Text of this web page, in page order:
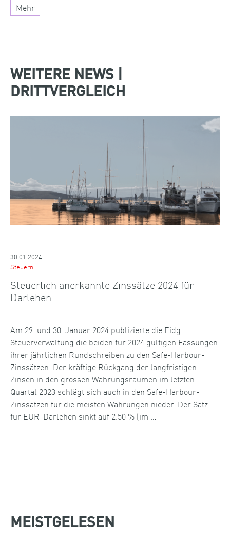
Mehr
WEITERE NEWS |
DRITTVERGLEICH
30.01.2024
Steuern
Steuerlich anerkannte Zinssätze 2024 für
Darlehen
Am 29. und 30. Januar 2024 publizierte die Eidg.
Steuerverwaltung die beiden für 2024 gültigen Fassungen
ihrer jährlichen Rundschreiben zu den Safe-Harbour-
Zinssätzen. Der kräftige Rückgang der langfristigen
Zinsen in den grossen Währungsräumen im letzten
Quartal 2023 schlägt sich auch in den Safe-Harbour-
Zinssätzen für die meisten Währungen nieder. Der Satz
für EUR-Darlehen sinkt auf 2.50 % (im …
MEISTGELESEN